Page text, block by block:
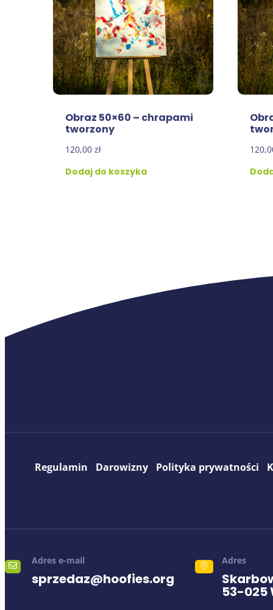
Obraz 50×60 – chrapami
tworzony
120,00 zł
Dodaj do koszyka
Regulamin Darowizny Polityka prywatności
Adres e-mail
sprzedaz@hoofies.org
Adres
53-025